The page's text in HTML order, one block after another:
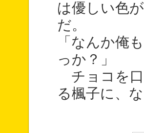
は優しい色
だ。
「なんか俺
っか？」
チョコを口
る楓子に、